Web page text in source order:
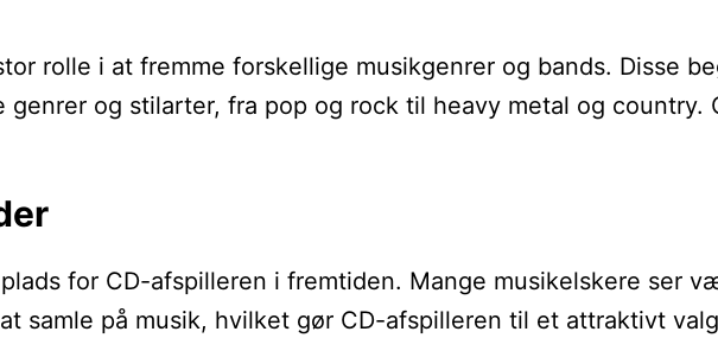
rolle i at fremme forskellige musikgenrer og bands.
og stilarter, fra pop og rock til heavy metal og
for CD-afspilleren i fremtiden. Mange musikelskere ser
samle på musik, hvilket gør CD-afspilleren til et attraktivt